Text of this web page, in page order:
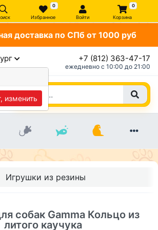
0
Избранное Войти
0
Корзина
доставка по СПб от 1000 руб
+7 (812) 363-47-17
ежедневно c 10:00 до 21:00
Игрушки из резины
собак Gamma Кольцо из
литого каучука
изменить